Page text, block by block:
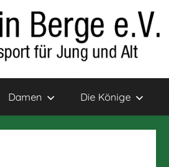
Damen Die Könige